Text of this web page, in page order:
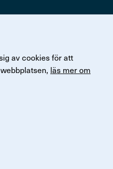
av cookies för att
läs mer om